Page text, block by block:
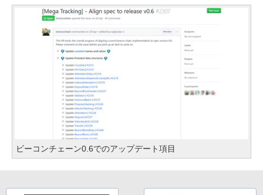
ビーコンチェーン0.6でのアップデート項目